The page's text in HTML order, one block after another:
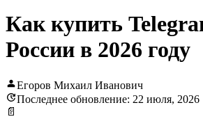
Как купить
России в 2026 году
Егоров Михаил Иванович
Последнее обновление: 22 июля, 2026
📄